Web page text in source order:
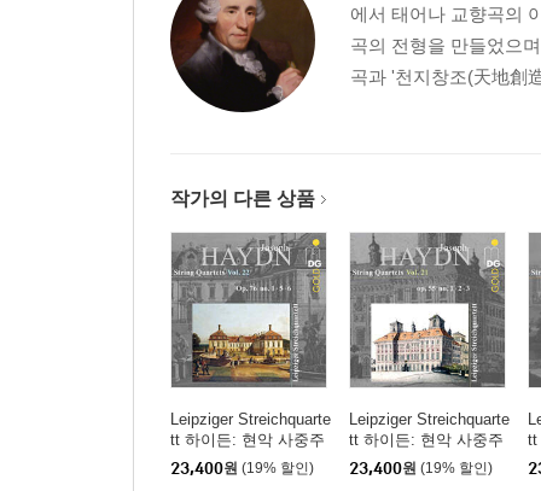
에서 태어나 교향곡의
곡의 전형을 만들었으
곡과 '천지창조(天地創
작가의 다른 상품
Leipziger Streichquarte
tt 하이든: 현악 사중주
22집 (Haydn: String Qu
artets Vol.22 - Op.76 N
23,400원 (19% 할인)
Leipziger Streichquarte
tt 하이든: 현악 사중주
21집 (Haydn: String Qu
artets Vol.21 - Op.55 N
23,400원 (19% 할인)
tt